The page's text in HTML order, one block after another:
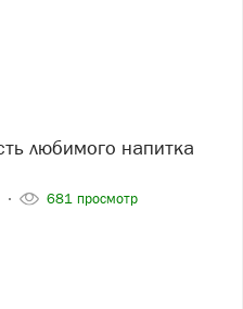
681 просмотр